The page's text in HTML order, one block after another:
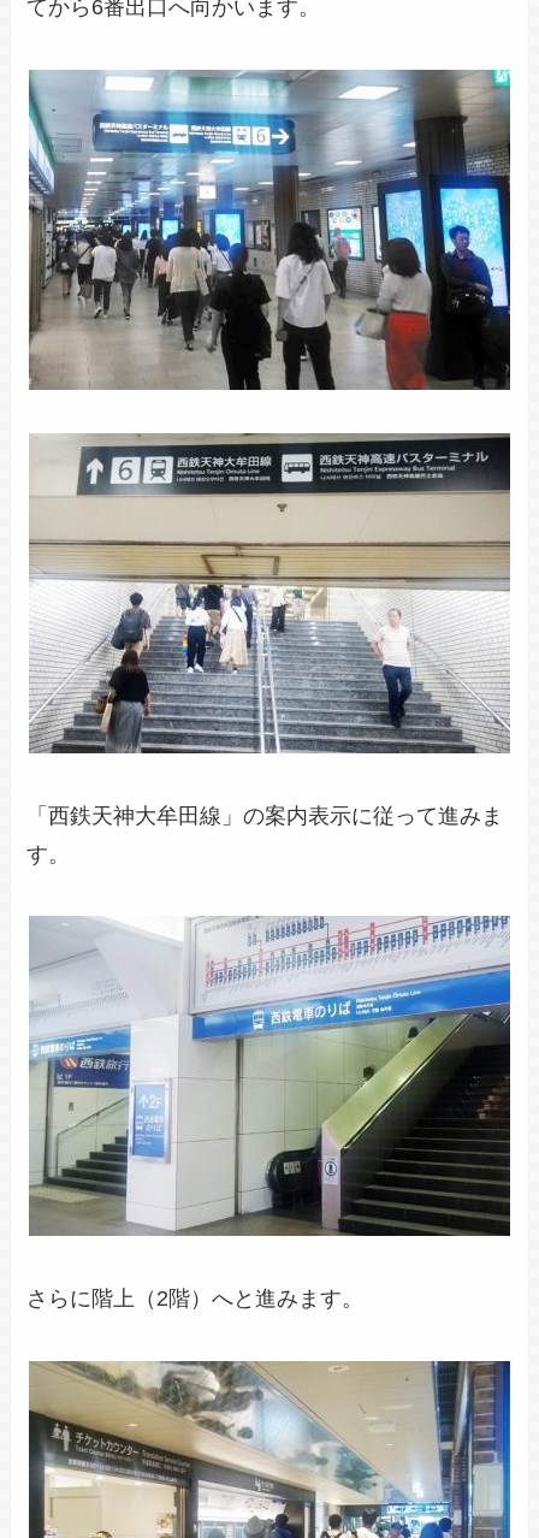
てから6番出口へ向かいます。
「西鉄天神大牟田線」の案内表示に従って進みま
す。
さらに階上（2階）へと進みます。